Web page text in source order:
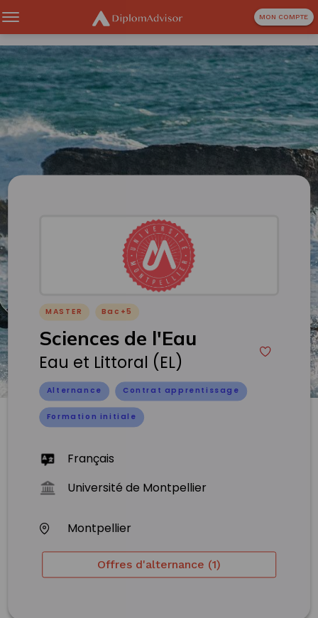
MON COMPTE
MASTER Bac+5
Sciences de l'Eau
Eau et Littoral (EL)
Alternance Contrat apprentissage
Formation initiale
Français
Université de Montpellier
Montpellier
Offres d'alternance (1)